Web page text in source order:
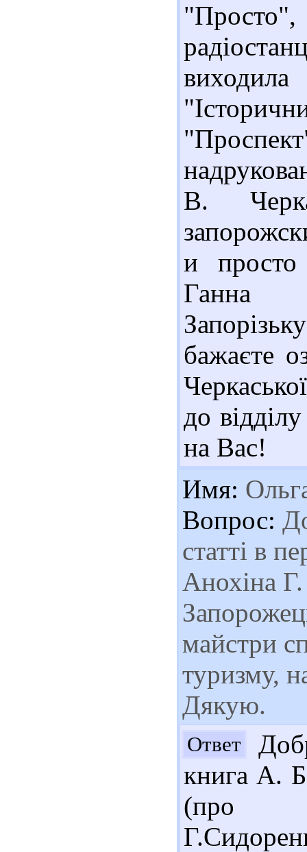
В.
и
Ганна
бажаєте
до
на Вас!
Имя:
Вопрос:
статті в
Анохіна
майстри
туризму,
Дякую.
Ответ
книга А.
(про